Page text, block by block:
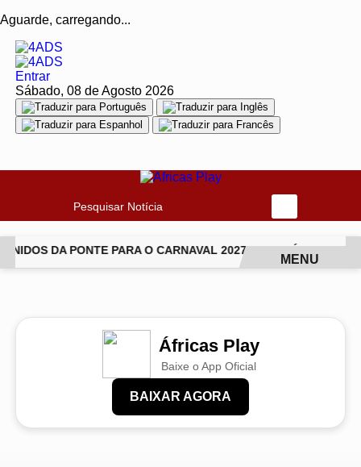
Aguarde, carregando...
Entrar
Sábado, 08 de Agosto 2026
Pesquisar Notícia
DA PONTE PARA O CARNAVAL 2027 JIU-JÍTSU
MENU
Áfricas Play
Baixe o App Oficial
BAIXAR AGORA